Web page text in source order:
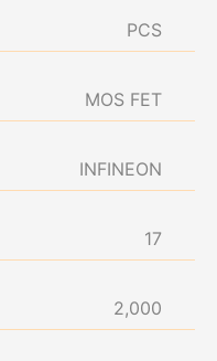
PCS
MOS FET
INFINEON
17
2,000